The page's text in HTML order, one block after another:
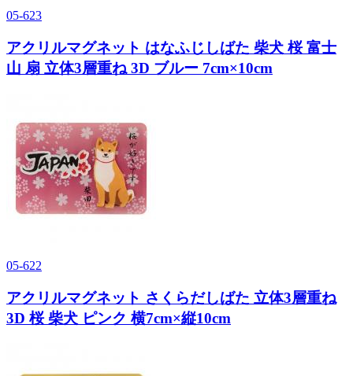
05-623
アクリルマグネット はなふじしばた 柴犬 桜 富士
山 扇 立体3層重ね 3D ブルー 7cm×10cm
05-622
アクリルマグネット さくらだしばた 立体3層重ね
3D 桜 柴犬 ピンク 横7cm×縦10cm